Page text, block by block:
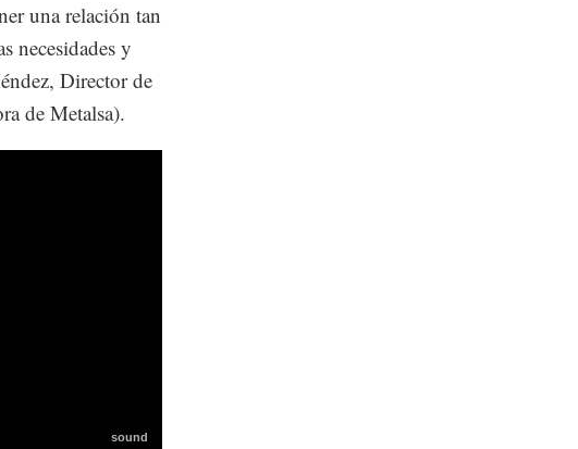
una relación tan
necesidades y
Director de
de Metalsa).